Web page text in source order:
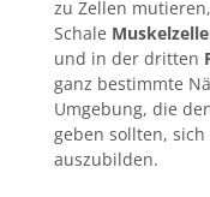
zu Zellen
Schale
und in der dritten
ganz bestimmte
Umgebung, die
geben sollten,
auszubilden.